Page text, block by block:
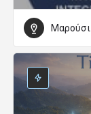
Μαρούσι